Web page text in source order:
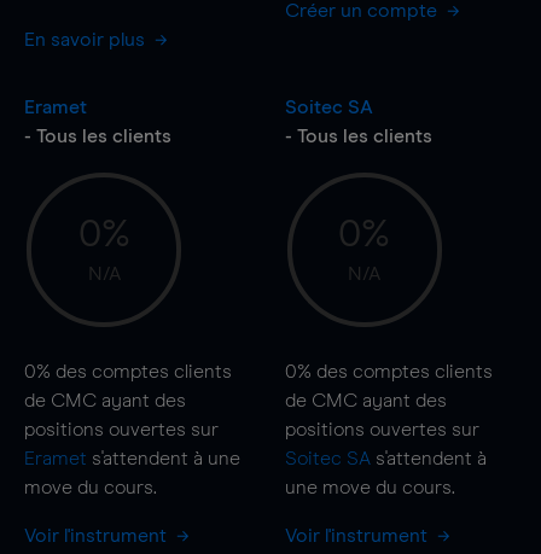
En savoir plus
Créer un compte
Eramet
- Tous les clients
0%
N/A
0% des comptes clients
de CMC ayant des
positions ouvertes sur
Eramet s'attendent à une
move du cours.
Voir l'instrument
Soitec SA
- Tous les clients
0%
N/A
0% des comptes clients
de CMC ayant des
positions ouvertes sur
Soitec SA s'attendent à
une move du cours.
Voir l'instrument